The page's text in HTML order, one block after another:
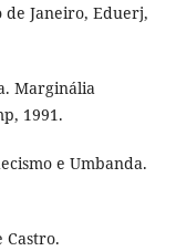
de Janeiro, Eduerj,
Marginália
1991.
e Umbanda.
Castro.